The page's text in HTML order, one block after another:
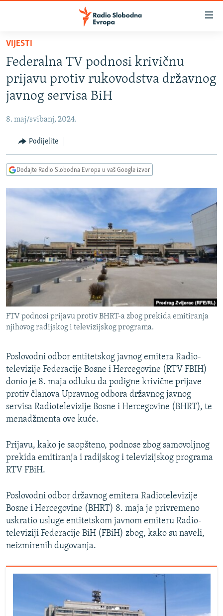
Pređite
glavni
sadržaj
Pređite
na
glavnu
navigaciju
Pređite
na
pretragu
VIJESTI
BOSNA I HERCEGOVINA
SRBIJA
CRNA GORA
VIZUELNO
INFOGRAFIKE
RAT U UKRAJINI
KINA NA BALKANU
RSE PRIČE IZ SVIJETA
DNEVNO@RSE
SPECIJALI RSE
VIŠE OD NASLOVA
GENOCID U SREBRENICI
POPLAVE I KLIZIŠTA U BIH 2024.
POST SCRIPTUM
MOJA EVROPA
TRI DECENIJE OD RATA U BIH
PRATITE NAS
VIJESTI
Federalna TV podnosi krivičnu
prijavu protiv rukovodstva državnog
javnog servisa BiH
8. maj/svibanj, 2024.
Podijelite
Dodajte Radio Slobodna Evropa u vaš Google izvor
FTV podnosi prijavu protiv BHRT-a zbog prekida emitiranja
njihovog radijskog i televizijskog programa.
Poslovodni odbor entitetskog javnog emitera Radio-
televizije Federacije Bosne i Hercegovine (RTV FBIH)
donio je 8. maja odluku da podigne krivične prijave
protiv članova Upravnog odbora državnog javnog
servisa Radiotelevizije Bosne i Hercegovine (BHRT), te
menadžmenta ove kuće.
Prijavu, kako je saopšteno, podnose zbog samovoljnog
prekida emitiranja i radijskog i televizijskog programa
RTV FBiH.
Poslovodni odbor državnog emitera Radiotelevizije
Bosne i Hercegovine (BHRT) 8. maja je privremeno
uskratio usluge entitetskom javnom emiteru Radio-
televiziji Federacije BiH (FBiH) zbog, kako su naveli,
neizmirenih dugovanja.